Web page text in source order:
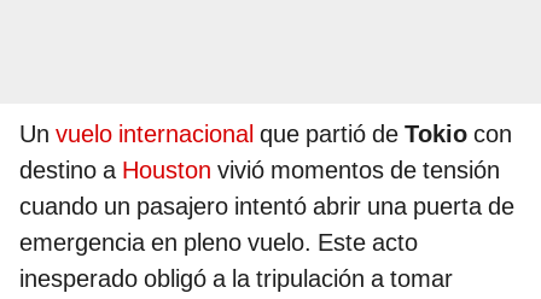
Un vuelo internacional que partió de Tokio con
destino a Houston vivió momentos de tensión
cuando un pasajero intentó abrir una puerta de
emergencia en pleno vuelo. Este acto
inesperado obligó a la tripulación a tomar